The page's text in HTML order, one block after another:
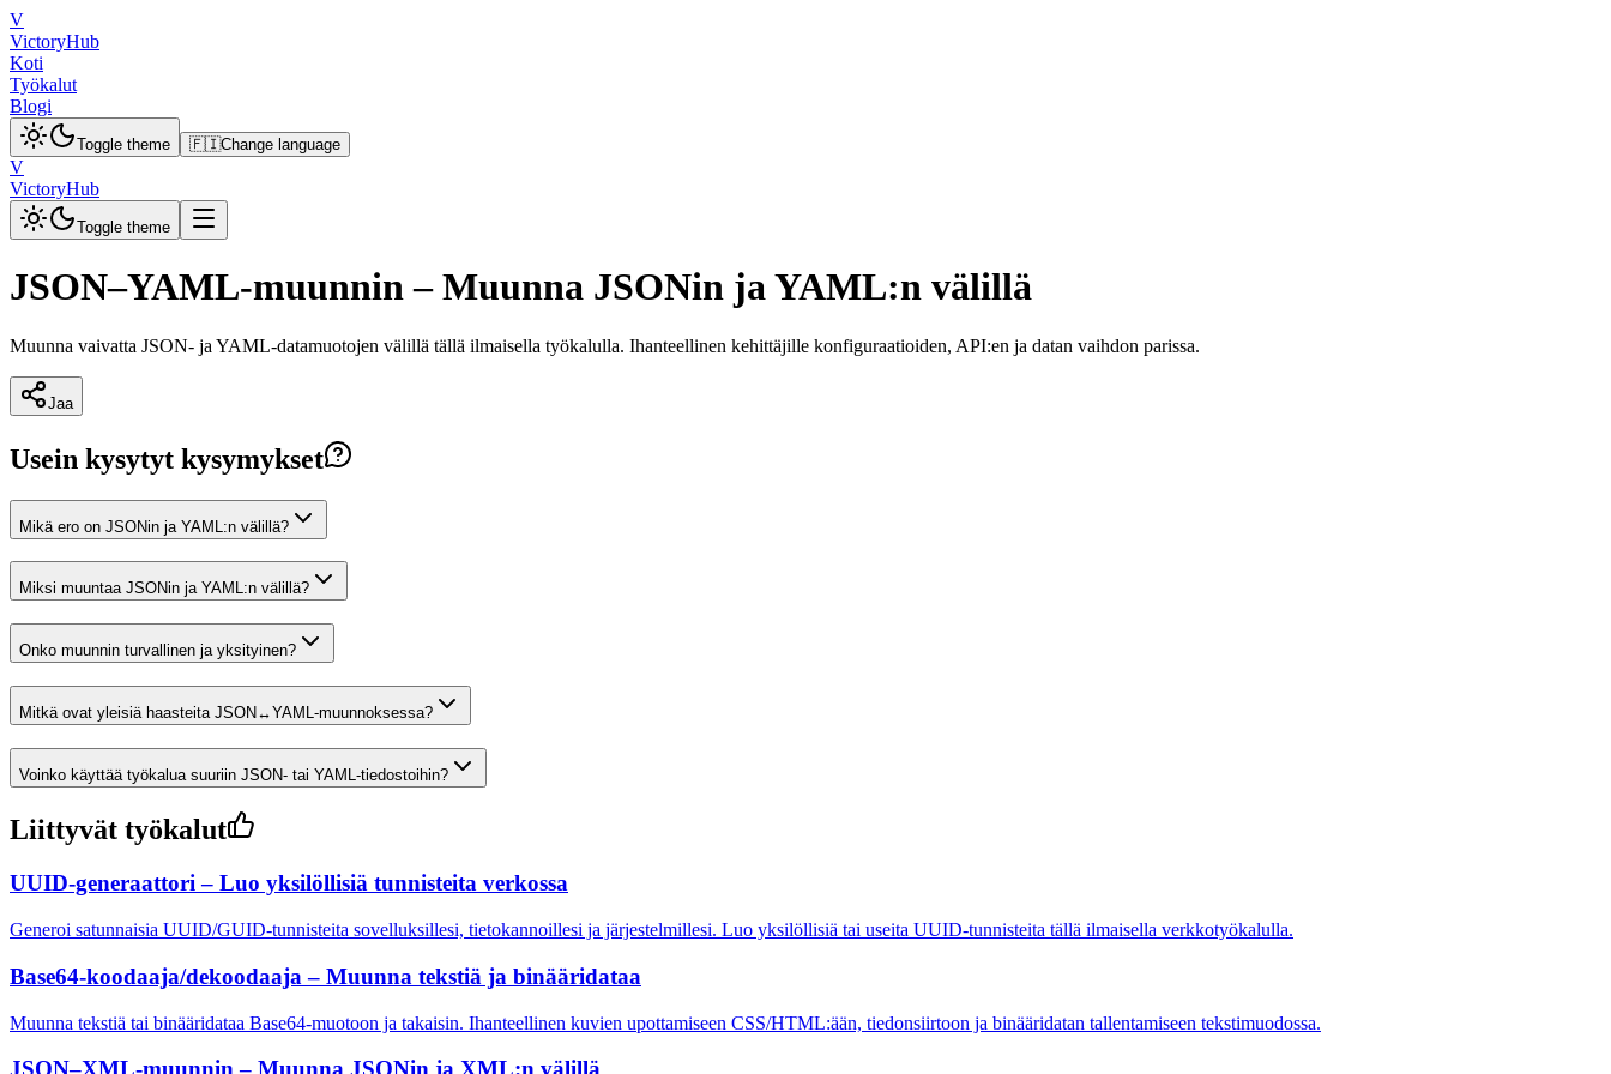
V
VictoryHub
Koti
Työkalut
Blogi
Toggle theme 🇫🇮Change language
V
VictoryHub
Toggle theme
JSON–YAML-muunnin – Muunna JSONin ja YAML:n välillä
Muunna vaivatta JSON- ja YAML-datamuotojen välillä tällä ilmaisella työkalulla. Ihanteellinen kehittäjille konfiguraatioiden, API:en ja datan vaihdon parissa.
Jaa
Usein kysytyt kysymykset
Mikä ero on JSONin ja YAML:n välillä?
Miksi muuntaa JSONin ja YAML:n välillä?
Onko muunnin turvallinen ja yksityinen?
Mitkä ovat yleisiä haasteita JSON↔YAML-muunnoksessa?
Voinko käyttää työkalua suuriin JSON- tai YAML-tiedostoihin?
Liittyvät työkalut
UUID-generaattori – Luo yksilöllisiä tunnisteita verkossa
Generoi satunnaisia UUID/GUID-tunnisteita sovelluksillesi, tietokannoillesi ja järjestelmillesi. Luo yksilöllisiä tai useita UUID-tunnisteita tällä ilmaisella verkkotyökalulla.
Base64-koodaaja/dekoodaaja – Muunna tekstiä ja binääridataa
Muunna tekstiä tai binääridataa Base64-muotoon ja takaisin. Ihanteellinen kuvien upottamiseen CSS/HTML:ään, tiedonsiirtoon ja binääridatan tallentamiseen tekstimuodossa.
JSON–XML-muunnin – Muunna JSONin ja XML:n välillä